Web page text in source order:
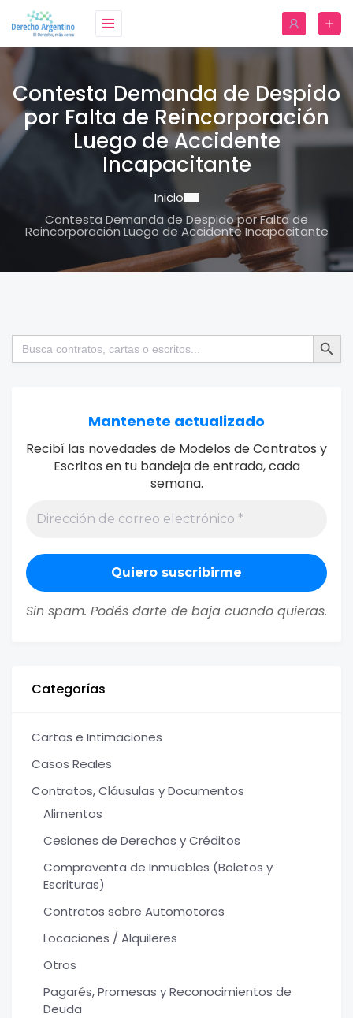
Contesta Demanda de Despido
por Falta de Reincorporación
Luego de Accidente
Incapacitante
Inicio
Contesta Demanda de Despido por Falta de
Reincorporación Luego de Accidente Incapacitante
Buscar: Botón de
Mantenete actualizado
Recibí las novedades de Modelos de Contratos y
Escritos en tu bandeja de entrada, cada
semana.
Sin spam. Podés darte de baja cuando quieras.
Categorías
Cartas e Intimaciones
Casos Reales
Contratos, Cláusulas y Documentos
Alimentos
Cesiones de Derechos y Créditos
Compraventa de Inmuebles (Boletos y
Escrituras)
Contratos sobre Automotores
Locaciones / Alquileres
Otros
Pagarés, Promesas y Reconocimientos de
Deuda